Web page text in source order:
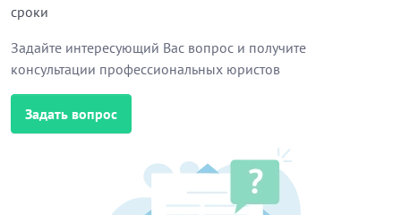
сроки
Задайте интересующий Вас вопрос и получите
консультации профессиональных юристов
Задать вопрос